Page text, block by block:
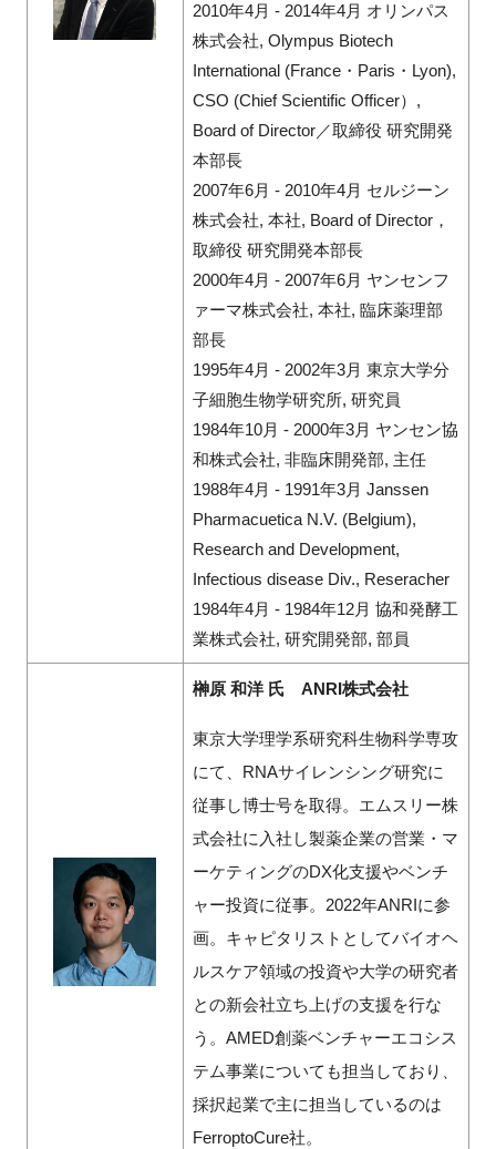
2010年4月 - 2014年4月 オリンパス
株式会社, Olympus Biotech
International (France・Paris・Lyon),
CSO (Chief Scientific Officer）,
Board of Director／取締役 研究開発
本部長
2007年6月 - 2010年4月 セルジーン
株式会社, 本社, Board of Director，
取締役 研究開発本部長
2000年4月 - 2007年6月 ヤンセンフ
ァーマ株式会社, 本社, 臨床薬理部
部長
1995年4月 - 2002年3月 東京大学分
子細胞生物学研究所, 研究員
1984年10月 - 2000年3月 ヤンセン協
和株式会社, 非臨床開発部, 主任
1988年4月 - 1991年3月 Janssen
Pharmacuetica N.V. (Belgium),
Research and Development,
Infectious disease Div., Reseracher
1984年4月 - 1984年12月 協和発酵工
業株式会社, 研究開発部, 部員
榊原 和洋 氏 ANRI株式会社
東京大学理学系研究科生物科学専攻
にて、RNAサイレンシング研究に
従事し博士号を取得。エムスリー株
式会社に入社し製薬企業の営業・マ
ーケティングのDX化支援やベンチ
ャー投資に従事。2022年ANRIに参
画。キャピタリストとしてバイオヘ
ルスケア領域の投資や大学の研究者
との新会社立ち上げの支援を行な
う。AMED創薬ベンチャーエコシス
テム事業についても担当しており、
採択起業で主に担当しているのは
FerroptoCure社。